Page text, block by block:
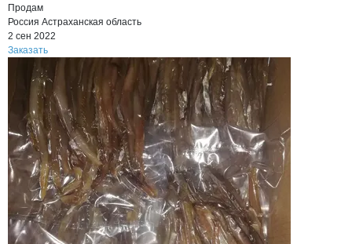
Продам
Россия Астраханская область
2 сен 2022
Заказать